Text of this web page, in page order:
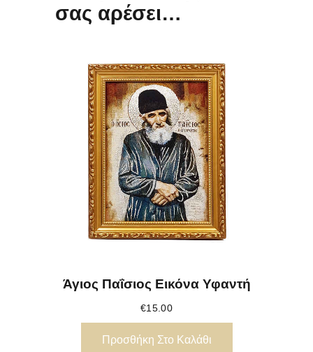
σας αρέσει…
Άγιος Παΐσιος Εικόνα Υφαντή
€15.00
Προσθήκη Στο Καλάθι